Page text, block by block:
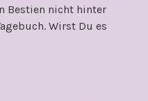
Bestien nicht hinter
Wirst Du es